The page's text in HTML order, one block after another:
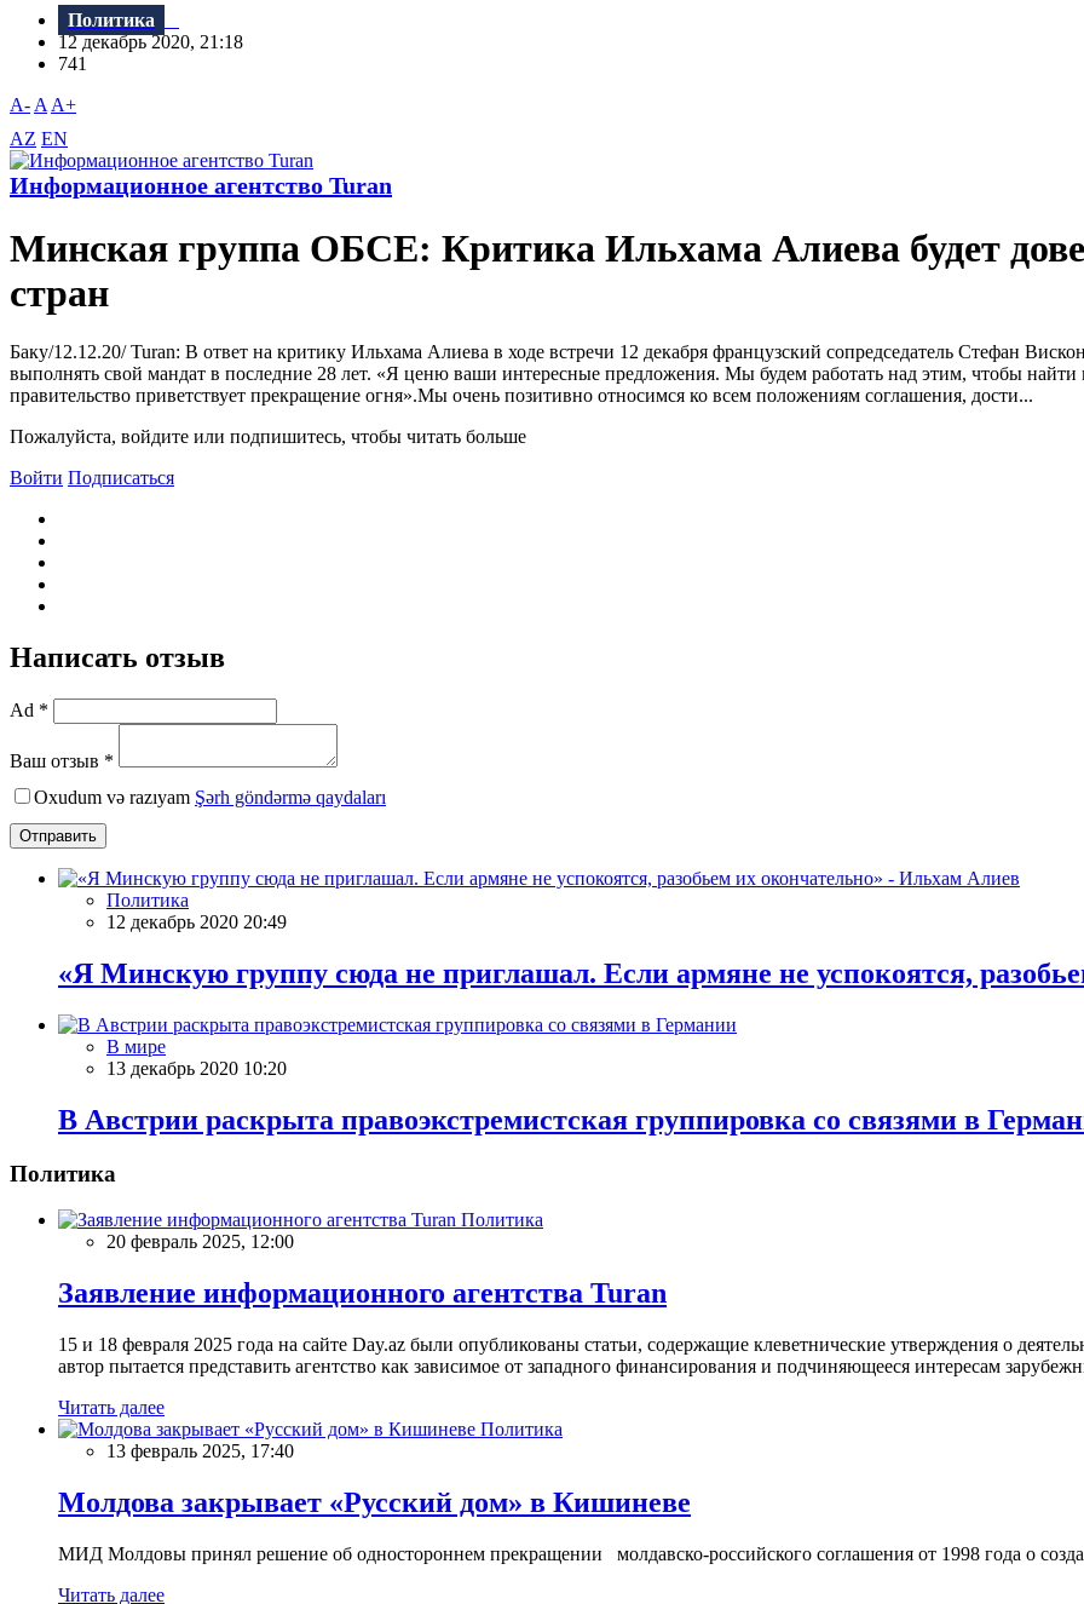
Политика
12 декабрь 2020, 21:18
741
A- A A+
AZ EN
Информационное агентство Turan
Минская группа ОБСЕ: Критика Ильхама Алиева будет
стран
Баку/12.12.20/ Turan: В ответ на критику Ильхама Алиева в ходе встречи 12 декабря французский сопредседатель Стефан
выполнять свой мандат в последние 28 лет. «Я ценю ваши интересные предложения. Мы будем работать над этим, чтобы найти
правительство приветствует прекращение огня».Мы очень позитивно относимся ко всем положениям соглашения, дости...
Пожалуйста, войдите или подпишитесь, чтобы читать больше
Войти Подписаться
Написать отзыв
Ad *
Ваш отзыв *
Oxudum və razıyam Şərh göndərmə qaydaları
Отправить
Политика
12 декабрь 2020 20:49
«Я Минскую группу сюда не приглашал. Если армяне не успокоятся,
В мире
13 декабрь 2020 10:20
В Австрии раскрыта правоэкстремистская группировка со связями в
Политика
Политика
20 февраль 2025, 12:00
Заявление информационного агентства Turan
15 и 18 февраля 2025 года на сайте Day.az были опубликованы статьи, содержащие клеветнические утверждения о
автор пытается представить агентство как зависимое от западного финансирования и подчиняющееся интересам
Читать далее
Политика
13 февраль 2025, 17:40
Молдова закрывает «Русский дом» в Кишиневе
МИД Молдовы принял решение об одностороннем прекращении молдавско-российского соглашения от 1998 года о
Читать далее